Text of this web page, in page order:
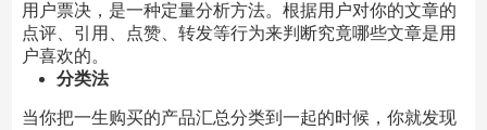
用户票决，是一种定量分析方法。根据用户对你的文章的
点评、引用、点赞、转发等行为来判断究竟哪些文章是用
户喜欢的。
分类法
当你把一生购买的产品汇总分类到一起的时候，你就发现